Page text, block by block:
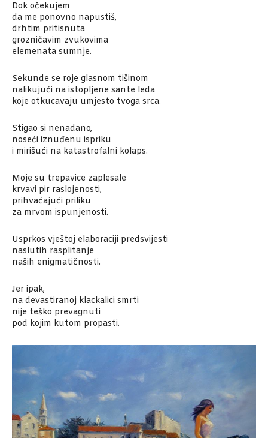
Dok očekujem
da me ponovno napustiš,
drhtim pritisnuta
grozničavim zvukovima
elemenata sumnje.
Sekunde se roje glasnom tišinom
nalikujući na istopljene sante leda
koje otkucavaju umjesto tvoga srca.
Stigao si nenadano,
noseći iznuđenu ispriku
i mirišući na katastrofalni kolaps.
Moje su trepavice zaplesale
krvavi pir raslojenosti,
prihvaćajući priliku
za mrvom ispunjenosti.
Usprkos vještoj elaboraciji predsvijesti
naslutih rasplitanje
naših enigmatičnosti.
Jer ipak,
na devastiranoj klackalici smrti
nije teško prevagnuti
pod kojim kutom propasti.